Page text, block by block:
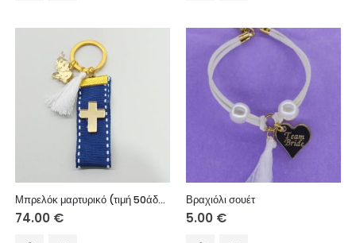
Μπρελόκ μαρτυρικό (τιμή 50άδας)
74.00 €
Βραχιόλι σουέτ
5.00 €